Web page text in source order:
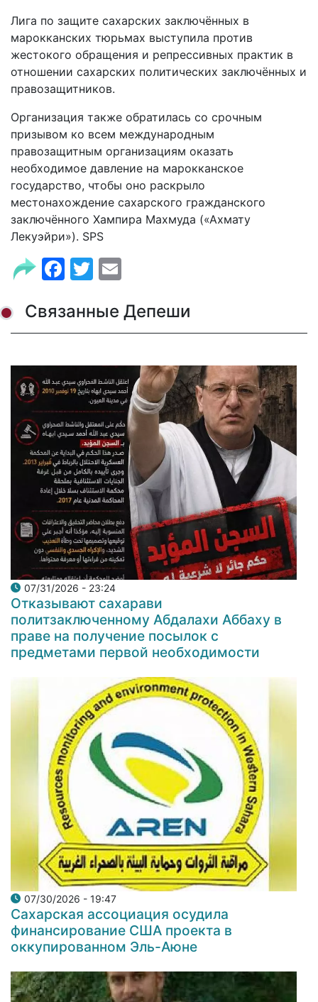
Лига по защите сахарских заключённых в
марокканских тюрьмах выступила против
жестокого обращения и репрессивных практик в
отношении сахарских политических заключённых и
правозащитников.
Организация также обратилась со срочным
призывом ко всем международным
правозащитным организациям оказать
необходимое давление на марокканское
государство, чтобы оно раскрыло
местонахождение сахарского гражданского
заключённого Хампира Махмуда («Ахмату
Лекуэйри»). SPS
Facebook
Twitter
Связанные Депеши
07/31/2026 - 23:24
Отказывают сахарави
политзаключенному Абдалахи Аббаху в
праве на получение посылок с
предметами первой необходимости
07/30/2026 - 19:47
Сахарская ассоциация осудила
финансирование США проекта в
оккупированном Эль-Аюне